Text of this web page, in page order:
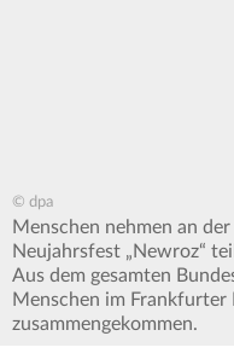
© dpa
Menschen nehmen an
Neujahrsfest „Newroz“
Aus dem gesamten
Menschen im Frankfurter
zusammengekommen.